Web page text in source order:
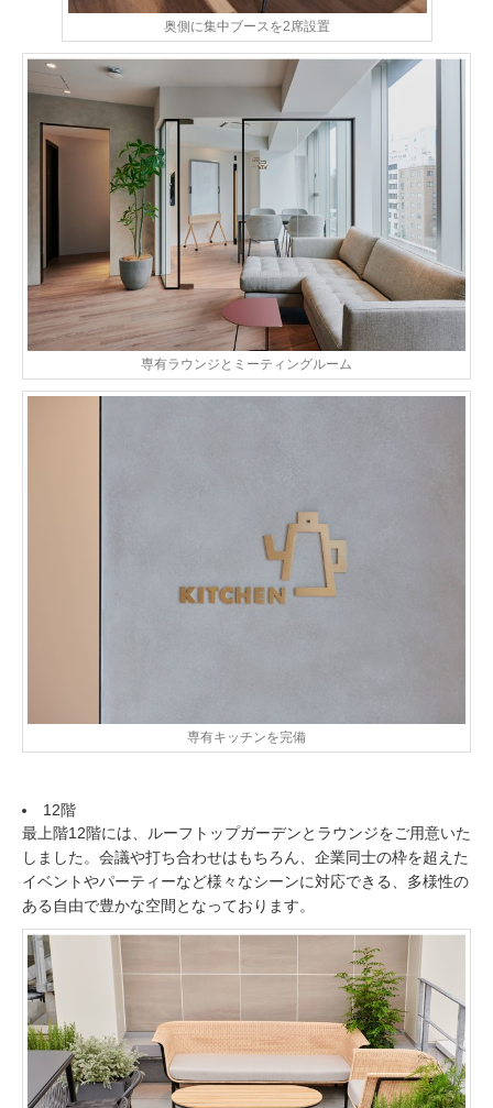
奥側に集中ブースを2席設置
専有ラウンジとミーティングルーム
専有キッチンを完備
12階
最上階12階には、ルーフトップガーデンとラウンジをご用意いた
しました。会議や打ち合わせはもちろん、企業同士の枠を超えた
イベントやパーティーなど様々なシーンに対応できる、多様性の
ある自由で豊かな空間となっております。